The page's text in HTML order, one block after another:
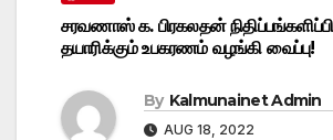
சரவணாஸ் க. பிரகலதன்
தயாரிக்கும் உபகரணம் வழங்கி வைப்பு!
By Kalmunainet Admin
AUG 18, 2022